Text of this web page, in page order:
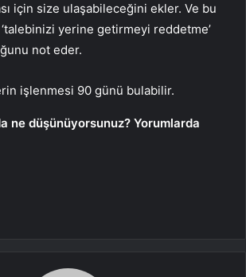
için size ulaşabileceğini ekler. Ve bu
yerine getirmeyi reddetme’
not eder.
işlenmesi 90 günü bulabilir.
ne düşünüyorsunuz? Yorumlarda